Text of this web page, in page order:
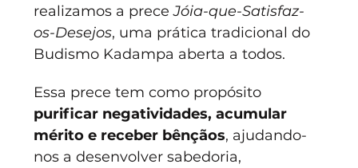
realizamos a prece Jóia-que-Satisfaz-
os-Desejos, uma prática tradicional do
Budismo Kadampa aberta a todos.
Essa prece tem como propósito
purificar negatividades, acumular
mérito e receber bênçãos, ajudando-
nos a desenvolver sabedoria,